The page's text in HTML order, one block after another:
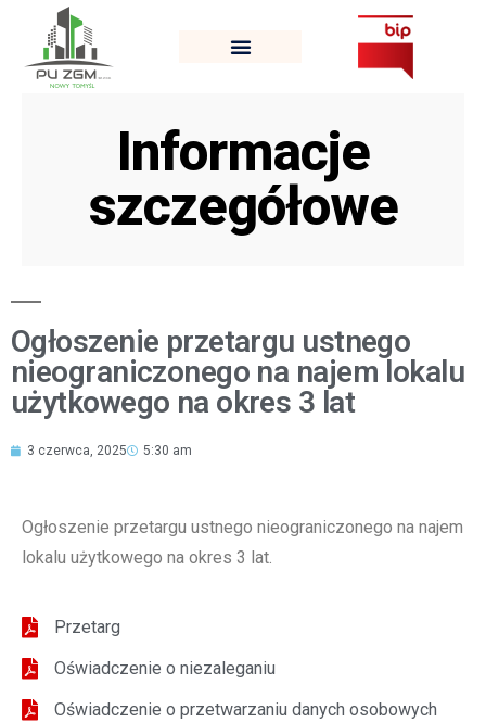
Informacje
szczegółowe
Ogłoszenie przetargu ustnego
nieograniczonego na najem lokalu
użytkowego na okres 3 lat
3 czerwca, 2025 5:30 am
Ogłoszenie przetargu ustnego nieograniczonego na najem
lokalu użytkowego na okres 3 lat.
Przetarg
Oświadczenie o niezaleganiu
Oświadczenie o przetwarzaniu danych osobowych